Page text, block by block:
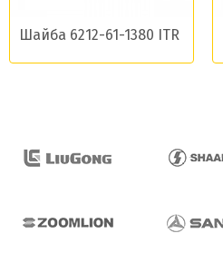
Шайба 6212-61-1380 ITR